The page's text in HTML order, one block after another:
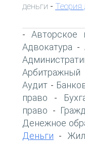
деньги - Теория
-Авторское
Адвокатура -
Арбитражный
Аудит -
право -
право -
Денежное
Деньги -